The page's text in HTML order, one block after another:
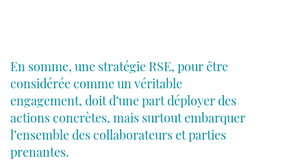
En somme, une stratégie RSE, pour être
considérée comme un véritable
engagement, doit d’une part déployer des
actions concrètes, mais surtout embarquer
l’ensemble des collaborateurs et parties
prenantes.